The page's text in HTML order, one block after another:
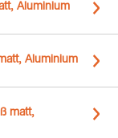
Aluminium
Aluminium
matt,